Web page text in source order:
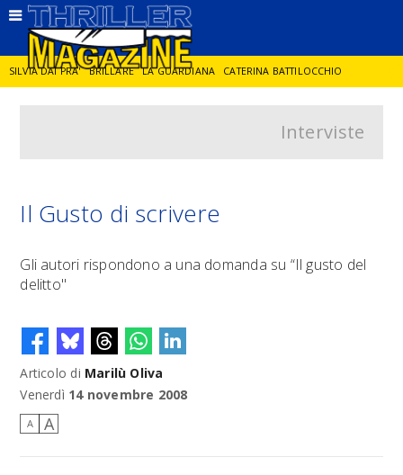
SILVIA DAI PRA' BRILLARE LA GUARDIANA CATERINA BATTILOCCHIO
GIANCARLO DE CATALDO
Interviste
Il Gusto di scrivere
Gli autori rispondono a una domanda su “Il gusto del
delitto"
Articolo di Marilù Oliva
Venerdì 14 novembre 2008
A A